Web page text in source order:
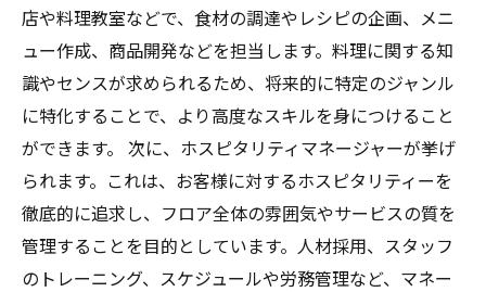
店や料理教室などで、食材の調達やレシピの企画、メニ
ュー作成、商品開発などを担当します。料理に関する知
識やセンスが求められるため、将来的に特定のジャンル
に特化することで、より高度なスキルを身につけること
ができます。 次に、ホスピタリティマネージャーが挙げ
られます。これは、お客様に対するホスピタリティーを
徹底的に追求し、フロア全体の雰囲気やサービスの質を
管理することを目的としています。人材採用、スタッフ
のトレーニング、スケジュールや労務管理など、マネー